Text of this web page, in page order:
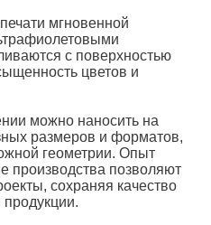
мгновенной
с поверхностью
цветов и
можно наносить на
размеров и форматов,
геометрии. Опыт
производства позволяют
сохраняя качество
продукции.